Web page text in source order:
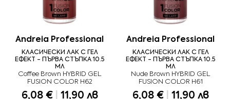
Andreia Professional
КЛАСИЧЕСКИ ЛАК С ГЕЛ
ЕФЕКТ - ПЪРВА СТЪПКА 10.5
МЛ
Coffee Brown HYBRID GEL
FUSION COLOR H62
6,08 € 11,90 лв
Andreia Professional
КЛАСИЧЕСКИ ЛАК С ГЕЛ
ЕФЕКТ - ПЪРВА СТЪПКА 10.5
МЛ
Nude Brown HYBRID GEL
FUSION COLOR H61
6,08 € 11,90 лв